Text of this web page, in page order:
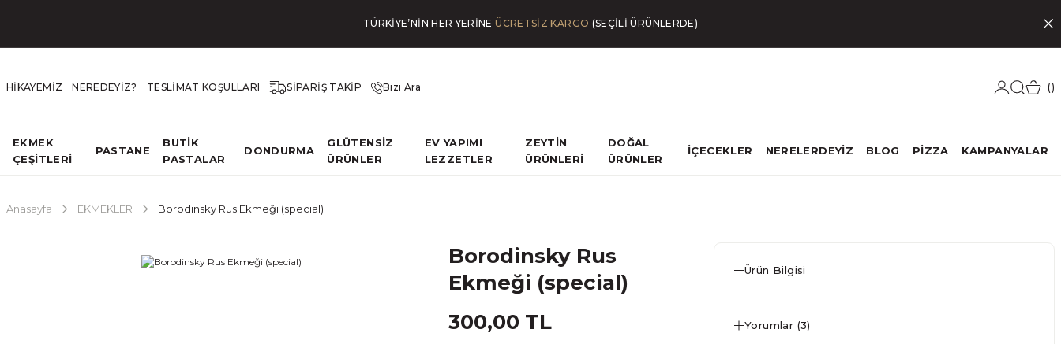
TÜRKİYE’NİN HER YERİNEÜCRETSİZ KARGO (SEÇİLİ ÜRÜNLERDE)
HİKAYEMİZ NEREDEYİZ? TESLİMAT KOŞULLARI SİPARİŞ TAKİP Bizi Ara
EKMEK
ÇEŞİTLERİ
PASTANE
BUTİK
PASTALAR
DONDURMA
GLÜTENSİZ
ÜRÜNLER
EV YAPIMI
LEZZETLER
ZEYTİN
ÜRÜNLERİ
DOĞAL
ÜRÜNLER
İÇECEKLER NERELERDEYİZ BLOG PİZZA KAMPANYALAR
Anasayfa EKMEKLER Borodinsky Rus Ekmeği (special)
Borodinsky Rus
Ekmeği (special)
300,00 TL
Ürün Bilgisi
Yorumlar (3)